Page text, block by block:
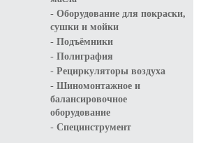
- Оборудование для покраски,
сушки и мойки
- Подъёмники
- Полиграфия
- Рециркуляторы воздуха
- Шиномонтажное и
балансировочное
оборудование
- Специнструмент